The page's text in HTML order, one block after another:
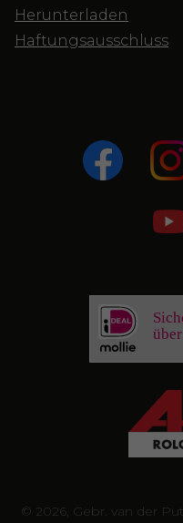
Herunterladen
Haftungsausschluss
© 2026, Gebr. van der